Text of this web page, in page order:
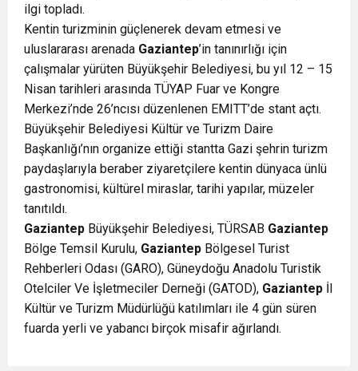
ilgi topladı.
Kentin turizminin güçlenerek devam etmesi ve
uluslararası arenada Gaziantep’in tanınırlığı için
çalışmalar yürüten Büyükşehir Belediyesi, bu yıl 12 – 15
Nisan tarihleri arasında TÜYAP Fuar ve Kongre
Merkezi’nde 26’ncısı düzenlenen EMITT’de stant açtı.
Büyükşehir Belediyesi Kültür ve Turizm Daire
Başkanlığı’nın organize ettiği stantta Gazi şehrin turizm
paydaşlarıyla beraber ziyaretçilere kentin dünyaca ünlü
gastronomisi, kültürel miraslar, tarihi yapılar, müzeler
tanıtıldı.
Gaziantep Büyükşehir Belediyesi, TÜRSAB Gaziantep
Bölge Temsil Kurulu, Gaziantep Bölgesel Turist
Rehberleri Odası (GARO), Güneydoğu Anadolu Turistik
Otelciler Ve İşletmeciler Derneği (GATOD), Gaziantep İl
Kültür ve Turizm Müdürlüğü katılımları ile 4 gün süren
fuarda yerli ve yabancı birçok misafir ağırlandı.